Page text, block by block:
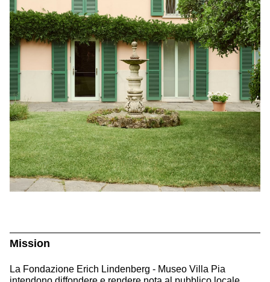
Mission
La Fondazione Erich Lindenberg - Museo Villa Pia